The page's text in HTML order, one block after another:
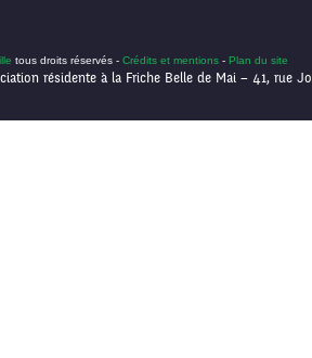
tous droits réservés - Crédits et mentions - Plan du site
résidente à la Friche Belle de Mai – 41, rue